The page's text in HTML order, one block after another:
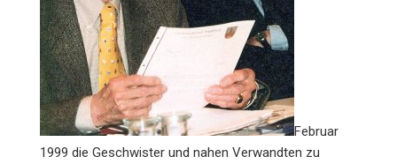
Februar
1999 die Geschwister und nahen Verwandten zu